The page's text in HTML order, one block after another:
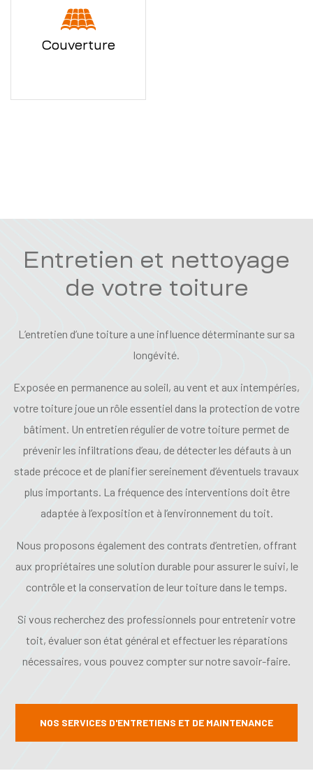
Couverture
Entretien et nettoyage
de votre toiture
L’entretien d’une toiture a une influence déterminante sur sa
longévité.
Exposée en permanence au soleil, au vent et aux intempéries,
votre toiture joue un rôle essentiel dans la protection de votre
bâtiment. Un entretien régulier de votre toiture permet de
prévenir les infiltrations d’eau, de détecter les défauts à un
stade précoce et de planifier sereinement d’éventuels travaux
plus importants. La fréquence des interventions doit être
adaptée à l’exposition et à l’environnement du toit.
Nous proposons également des contrats d’entretien, offrant
aux propriétaires une solution durable pour assurer le suivi, le
contrôle et la conservation de leur toiture dans le temps.
Si vous recherchez des professionnels pour entretenir votre
toit, évaluer son état général et effectuer les réparations
nécessaires, vous pouvez compter sur notre savoir-faire.
NOS SERVICES D'ENTRETIENS ET DE MAINTENANCE